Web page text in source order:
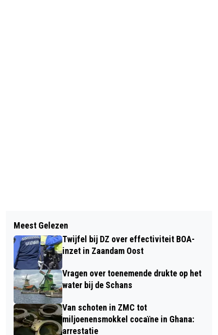
DIT WEEKEINDE WEER DE JAARLIJKSE
OOIEVAARSTELLING VAN STORK
FORUM VOOR DEMOCRATIE WIL HIER
MEEDOEN AAN RAADSVERKIEZINGEN
Meest Gelezen
Twijfel bij DZ over effectiviteit BOA-
inzet in Zaandam Oost
Vragen over toenemende drukte op het
water bij de Schans
Van schoten in ZMC tot
miljoenensmokkel cocaïne in Ghana:
arrestatie